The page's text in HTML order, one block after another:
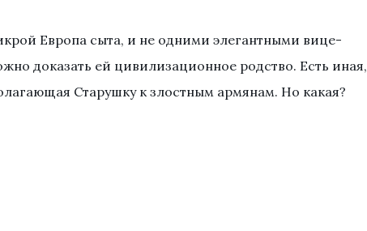
Европа сыта, и не одними элегантными вице-
доказать ей цивилизационное родство. Есть иная,
Старушку к злостным армянам. Но какая?